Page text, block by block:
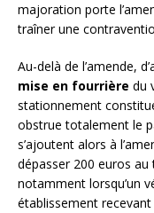
majoration porte
traîner une
Au-delà de l’amende,
mise en fourrière du
stationnement
obstrue totalement le
s’ajoutent alors à
dépasser 200 euros au
notamment lorsqu’un
établissement